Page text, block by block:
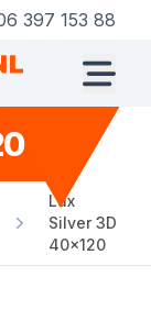
397 153 88
Lux
Silver 3D
40x120